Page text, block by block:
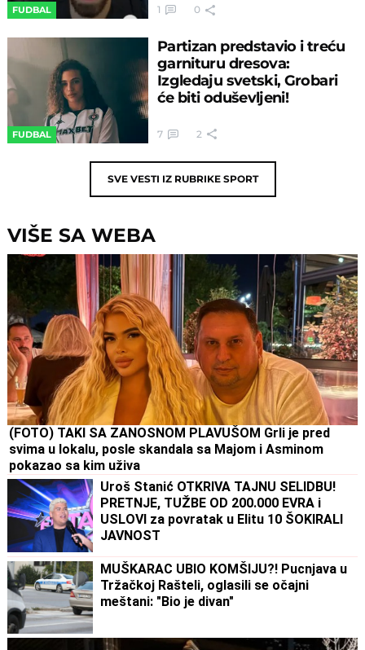
FUDBAL 1 0
FUDBAL
Partizan predstavio i treću
garnituru dresova:
Izgledaju svetski, Grobari
će biti oduševljeni!
7 2
SVE VESTI IZ RUBRIKE SPORT
VIŠE SA WEBA
(FOTO) TAKI SA ZANOSNOM PLAVUŠOM Grli je pred
svima u lokalu, posle skandala sa Majom i Asminom
pokazao sa kim uživa
Uroš Stanić OTKRIVA TAJNU SELIDBU!
PRETNJE, TUŽBE OD 200.000 EVRA i
USLOVI za povratak u Elitu 10 ŠOKIRALI
JAVNOST
MUŠKARAC UBIO KOMŠIJU?! Pucnjava u
Tržačkoj Rašteli, oglasili se očajni
meštani: "Bio je divan"